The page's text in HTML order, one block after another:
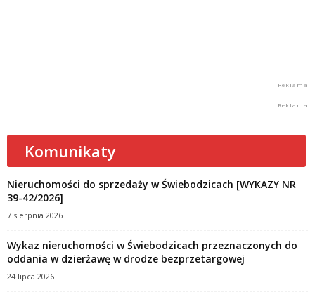
Komunikaty
Nieruchomości do sprzedaży w Świebodzicach [WYKAZY NR
39-42/2026]
7 sierpnia 2026
Wykaz nieruchomości w Świebodzicach przeznaczonych do
oddania w dzierżawę w drodze bezprzetargowej
24 lipca 2026